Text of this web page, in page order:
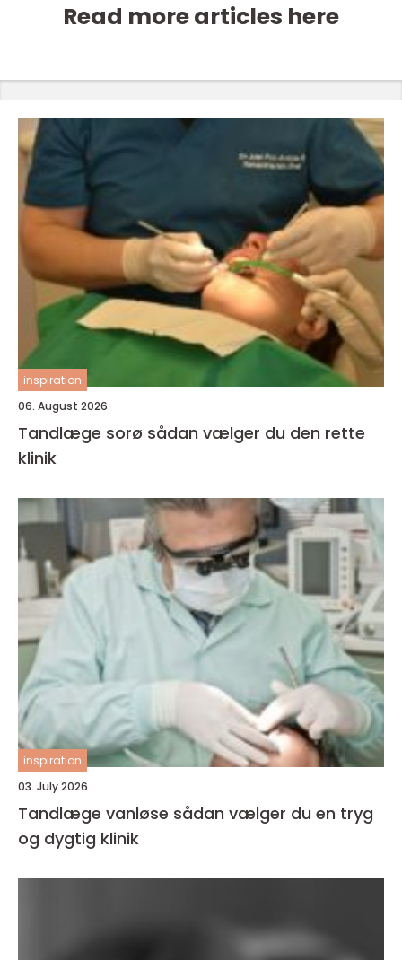
Read more articles here
inspiration
06. August 2026
Tandlæge sorø sådan vælger du den rette
klinik
inspiration
03. July 2026
Tandlæge vanløse sådan vælger du en tryg
og dygtig klinik